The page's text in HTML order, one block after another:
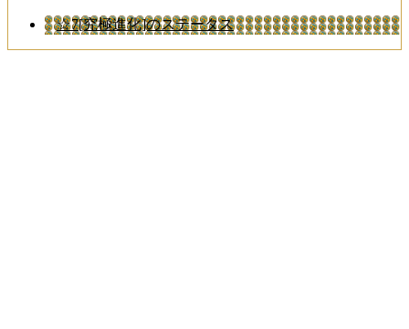
☆7[究極進化]のステータス